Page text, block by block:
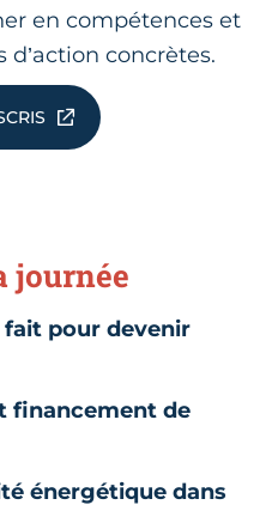
en compétences et
d’action concrètes.
journée
fait pour devenir
financement de
énergétique dans